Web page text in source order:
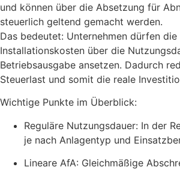
und können über die Absetzung für
steuerlich geltend gemacht werden.
Das bedeutet: Unternehmen dürfen
Installationskosten über die
Betriebsausgabe ansetzen. Dadurch
Steuerlast und somit die reale
Wichtige Punkte im Überblick:
Reguläre Nutzungsdauer: In der
je nach Anlagentyp und
Lineare AfA: Gleichmäßige